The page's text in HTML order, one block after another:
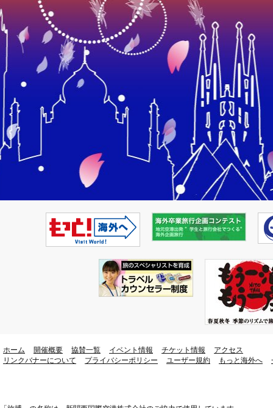
ホーム 開催概要 協賛一覧 イベント情報 チケット情報
アクセス
リンクバナーについて
プライバシーポリシー ユーザー規約 もっと海外へ